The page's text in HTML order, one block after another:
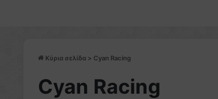
Κύρια σελίδα > Cyan Racing
Cyan Racing